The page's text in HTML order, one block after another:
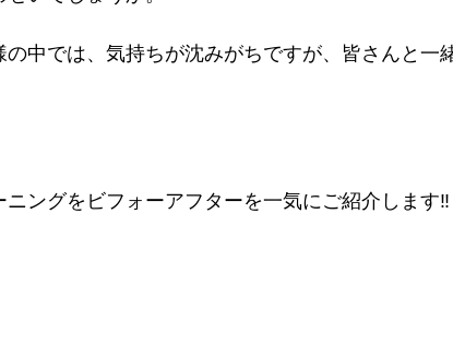
の中では、気持ちが沈みがちですが、皆さんと一
ングをビフォーアフターを一気にご紹介します‼️